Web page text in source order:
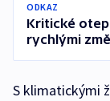
ODKAZ
Kritické
rychlými
S klimatickými